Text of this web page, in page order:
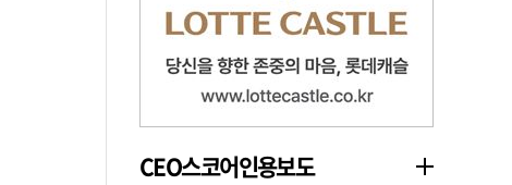
CEO스코어인용보도